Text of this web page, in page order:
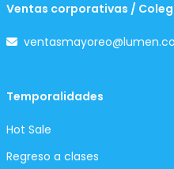
Ventas corporativas /
Temporalidades
Hot Sale
Regreso a clases